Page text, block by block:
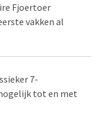
Fjoertoer
vakken al
7-
tot en met